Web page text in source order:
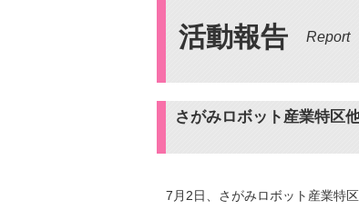
活動報告 Report
さがみロボット産業特区
7月2日、さがみロボット産業特